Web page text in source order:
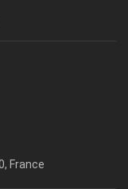
France